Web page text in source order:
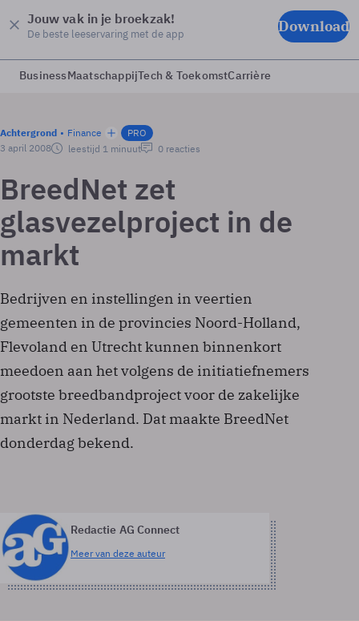
Jouw vak in je broekzak!
De beste leeservaring met de app Download
BusinessMaatschappijTech & ToekomstCarrière
Achtergrond Finance
PRO
3 april 2008
leestijd 1 minuut 0 reacties
BreedNet zet
glasvezelproject in de
markt
Bedrijven en instellingen in veertien
gemeenten in de provincies Noord-Holland,
Flevoland en Utrecht kunnen binnenkort
meedoen aan het volgens de initiatiefnemers
grootste breedbandproject voor de zakelijke
markt in Nederland. Dat maakte BreedNet
donderdag bekend.
Redactie AG Connect
Meer van deze auteur